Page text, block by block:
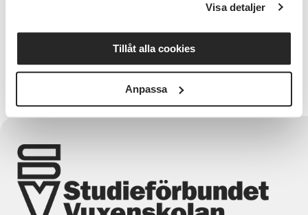
Visa detaljer
Tillåt alla cookies
Anpassa
Relaterade länkar
Cirkelledarporträtt